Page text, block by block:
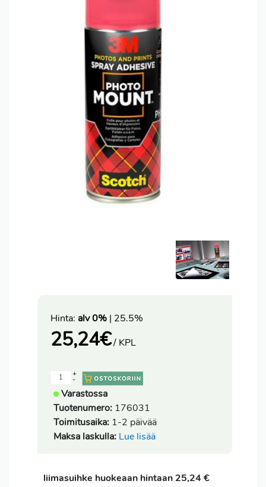
Hinta: alv 0% | 25.5%
25,24€/ KPL
-
+
Varastossa
Tuotenumero: 176031
Toimitusaika: 1-2 päivää
Maksa laskulla: Lue lisää
liimasuihke huokeaan hintaan 25,24 €